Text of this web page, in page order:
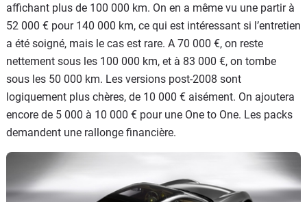
affichant plus de 100 000 km. On en a même vu une partir à
52 000 € pour 140 000 km, ce qui est intéressant si l’entretien
a été soigné, mais le cas est rare. A 70 000 €, on reste
nettement sous les 100 000 km, et à 83 000 €, on tombe
sous les 50 000 km. Les versions post-2008 sont
logiquement plus chères, de 10 000 € aisément. On ajoutera
encore de 5 000 à 10 000 € pour une One to One. Les packs
demandent une rallonge financière.